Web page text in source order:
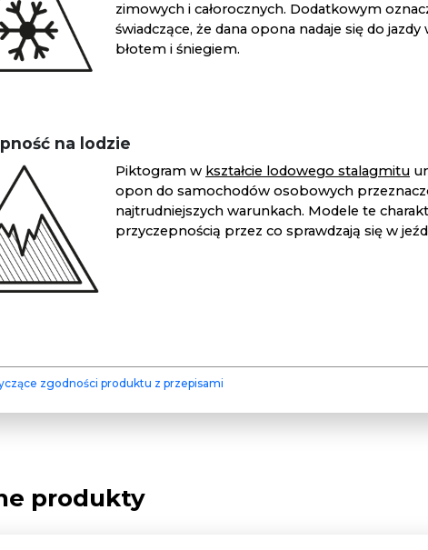
zimowych i całorocznych. Dodatkowym
świadczące, że dana opona nadaje się do
błotem i śniegiem.
na lodzie
Piktogram w kształcie lodowego stalagmitu
opon do samochodów osobowych
najtrudniejszych warunkach. Modele te
przyczepnością przez co sprawdzają się w
zgodności produktu z przepisami
produkty